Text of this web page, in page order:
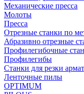
Механические пресса
Молоты
Пресса
Отрезные станки по
Абразивно отрезные
Профилегибочные
Профилегибы
Станки для резки
Ленточные пилы
OPTIMUM